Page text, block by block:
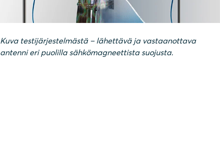
Kuva testijärjestelmästä – lähettävä ja vastaanottava
antenni eri puolilla sähkömagneettista suojusta.